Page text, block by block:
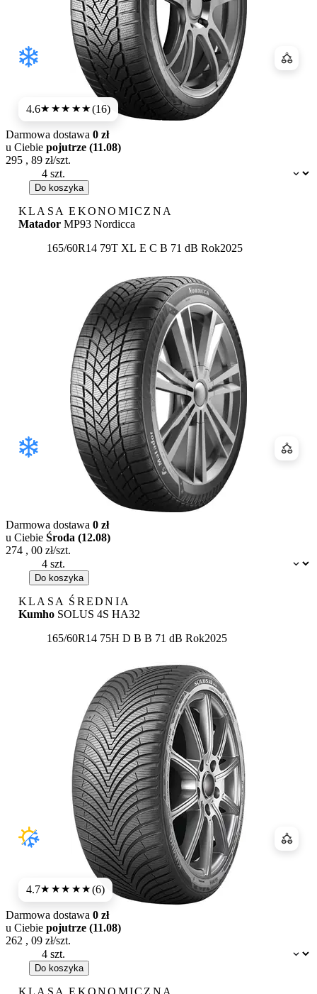
4.6★★★★★(16)
Dostępność:
Darmowa dostawa 0 zł
u Ciebie pojutrze (11.08)
295 , 89 zł/szt.
Do koszyka
KLASA EKONOMICZNA
Matador MP93 Nordicca
165/60R14 79T XL Etykieta:
E C B 71 dB Rok2025
Dostępność:
Darmowa dostawa 0 zł
u Ciebie Środa (12.08)
274 , 00 zł/szt.
Do koszyka
KLASA ŚREDNIA
Kumho SOLUS 4S HA32
165/60R14 75H Etykieta:
D B B 71 dB Rok2025
4.7★★★★★(6)
Dostępność:
Darmowa dostawa 0 zł
u Ciebie pojutrze (11.08)
262 , 09 zł/szt.
Do koszyka
KLASA EKONOMICZNA